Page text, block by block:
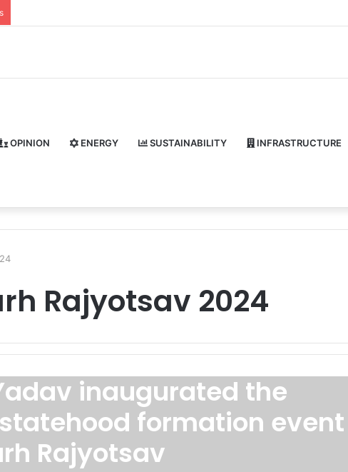
OPINION ENERGY SUSTAINABILITY INFRASTRUCTURE
Rajyotsav 2024
inaugurated the
formation event
Rajyotsav